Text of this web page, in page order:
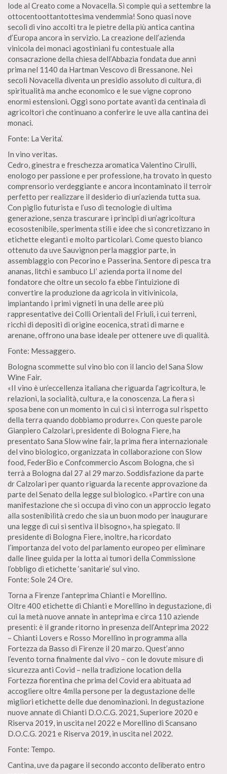
lode al Creato come a Novacella. Si compie qui a settembre la
ottocentoottantottesima vendemmia! Sono quasi nove
secoli di vino accolti tra le pietre della più antica cantina
d’Europa ancora in servizio. La creazione dell’azienda
vinicola dei monaci agostiniani fu contestuale alla
consacrazione della chiesa dell’Abbazia fondata due anni
prima nel 1140 da Hartman Vescovo di Bressanone. Nei
secoli Novacella diventa un presidio assoluto di cultura, di
spiritualità ma anche economico e le sue vigne coprono
enormi estensioni. Oggi sono portate avanti da centinaia di
agricoltori che continuano a conferire le uve alla cantina dei
monaci.
Fonte: La Verita’.
In vino veritas.
Cedro, ginestra e freschezza aromatica Valentino Cirulli,
enologo per passione e per professione, ha trovato in questo
comprensorio verdeggiante e ancora incontaminato il terroir
perfetto per realizzare il desiderio di un’azienda tutta sua.
Con piglio futurista e l’uso di tecnologie di ultima
generazione, senza trascurare i principi di un’agricoltura
ecosostenibile, sperimenta stili e idee che si concretizzano in
etichette eleganti e molto particolari. Come questo bianco
ottenuto da uve Sauvignon perla maggior parte, in
assemblaggio con Pecorino e Passerina. Sentore di pesca tra
ananas, litchi e sambuco LI’ azienda porta il nome del
fondatore che oltre un secolo fa ebbe l’intuizione di
convertire la produzione da agricola in vitivinicola,
impiantando i primi vigneti in una delle aree più
rappresentative dei Colli Orientali del Friuli, i cui terreni,
ricchi di depositi di origine eocenica, strati di marne e
arenane, offrono una base ideale per ottenere uve di qualità.
Fonte: Messaggero.
Bologna scommette sul vino bio con il lancio del Sana Slow
Wine Fair.
«II vino è un’eccellenza italiana che riguarda l’agricoltura, le
relazioni, la socialità, cultura, e la conoscenza. La fiera si
sposa bene con un momento in cui ci si interroga sul rispetto
della terra quando dobbiamo produrre». Con queste parole
Gianpiero Calzolari, presidente di Bologna Fiere, ha
presentato Sana Slow wine fair, la prima fiera internazionale
del vino biologico, organizzata in collaborazione con Slow
food, FederBio e Confcommercio Ascom Bologna, che si
terrà a Bologna dal 27 al 29 marzo. Soddisfazione da parte
dr Calzolari per quanto riguarda la recente approvazione da
parte del Senato della legge sul biologico. «Partire con una
manifestazione che si occupa di vino con un approccio legato
alla sostenibilità credo che sia un buon modo per inaugurare
una legge di cui si sentiva il bisogno», ha spiegato. ll
presidente di Bologna Fiere, inoltre, ha ricordato
l’importanza del voto del parlamento europeo per eliminare
dalle linee guida per la lotta ai tumori della Commissione
l’obbligo di etichette ‘sanitarie’ sul vino.
Fonte: Sole 24 Ore.
Torna a Firenze l’anteprima Chianti e Morellino.
Oltre 400 etichette di Chianti e Morellino in degustazione, di
cui la metà nuove annate in anteprima e circa 110 aziende
presenti: è il grande ritorno in presenza dell’Anteprima 2022
– Chianti Lovers e Rosso Morellino in programma alla
Fortezza da Basso di Firenze il 20 marzo. Quest’anno
l’evento torna finalmente dal vivo – con le dovute misure di
sicurezza anti Covid – nella tradizione location della
Fortezza fiorentina che prima del Covid era abituata ad
accogliere oltre 4mlla persone per la degustazione delle
migliori etichette delle due denominazioni. In degustazione
nuove annate di Chianti D.O.C.G. 2021, Superiore 2020 e
Riserva 2019, in uscita nel 2022 e Morellino di Scansano
D.O.C.G. 2021 e Riserva 2019, in uscita nel 2022.
Fonte: Tempo.
Cantina, uve da pagare il secondo acconto deliberato entro